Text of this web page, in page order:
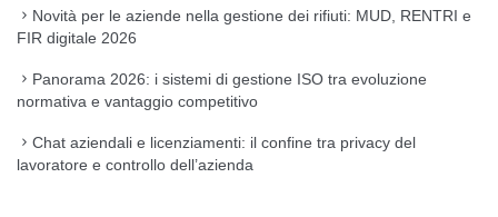
Novità per le aziende nella gestione dei rifiuti: MUD, RENTRI e
FIR digitale 2026
Panorama 2026: i sistemi di gestione ISO tra evoluzione
normativa e vantaggio competitivo
Chat aziendali e licenziamenti: il confine tra privacy del
lavoratore e controllo dell’azienda